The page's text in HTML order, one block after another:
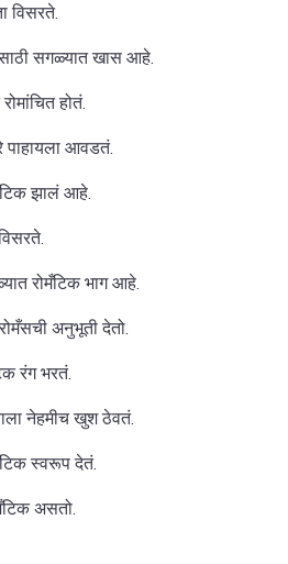
विसरते.
सगळ्यात खास आहे.
होतं.
पाहायला आवडतं.
झालं आहे.
रोमँटिक भाग आहे.
अनुभूती देतो.
रंग भरतं.
नेहमीच खुश ठेवतं.
स्वरूप देतं.
असतो.